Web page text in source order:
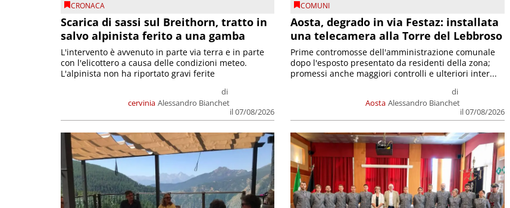
CRONACA
Scarica di sassi sul Breithorn, tratto in
salvo alpinista ferito a una gamba
cervinia
di
Alessandro Bianchet
il 07/08/2026
L'intervento è avvenuto in parte via terra e in parte
con l'elicottero a causa delle condizioni meteo.
L'alpinista non ha riportato gravi ferite
COMUNI
Aosta, degrado in via Festaz: installata
una telecamera alla Torre del Lebbroso
Aosta
di
Alessandro Bianchet
il 07/08/2026
Prime contromosse dell'amministrazione comunale
dopo l'esposto presentato da residenti della zona;
promessi anche maggiori controlli e ulteriori inter...